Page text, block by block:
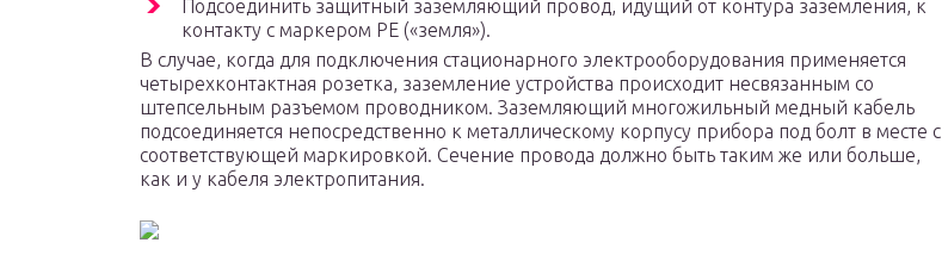
Подсоединить защитный заземляющий провод, идущий от контура заземления, к
контакту с маркером PE («земля»).
В случае, когда для подключения стационарного электрооборудования применяется
четырехконтактная розетка, заземление устройства происходит несвязанным со
штепсельным разъемом проводником. Заземляющий многожильный медный кабель
подсоединяется непосредственно к металлическому корпусу прибора под болт в месте с
соответствующей маркировкой. Сечение провода должно быть таким же или больше,
как и у кабеля электропитания.